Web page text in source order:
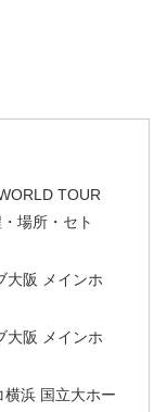
TOUR
場所・セト
大阪 メインホ
大阪 メインホ
横浜 国立大ホー